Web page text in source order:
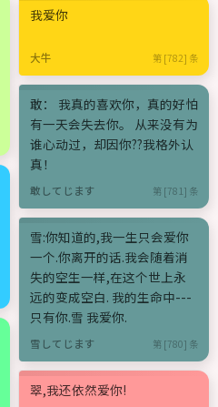
我爱你
大牛 第 [782] 条
敢： 我真的喜欢你，真的好怕
有一天会失去你。 从来没有为
谁心动过，却因你??我格外认
真！
敢してじます 第 [781] 条
雪:你知道的,我一生只会爱你
一个.你离开的话.我会随着消
失的空生一样,在这个世上永
远的变成空白. 我的生命中---
只有你.雪 我爱你.
雪してじます 第 [780] 条
翠,我还依然爱你!